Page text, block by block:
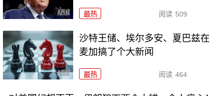
最热 阅读 509
沙特王储、埃尔多安、夏巴兹在
麦加搞了个大新闻
最热 阅读 464